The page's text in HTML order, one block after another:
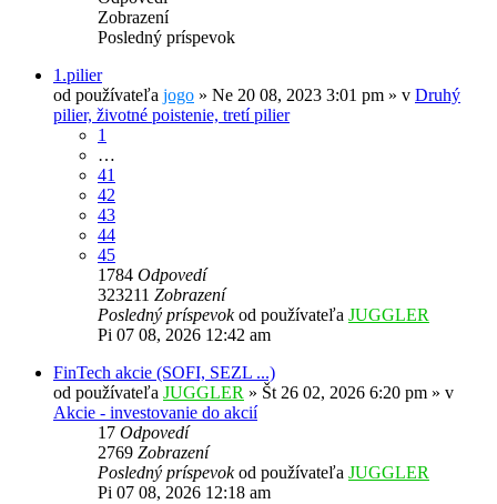
Zobrazení
Posledný príspevok
1.pilier
od používateľa jogo » Ne 20 08, 2023 3:01 pm » v Druhý
pilier, životné poistenie, tretí pilier
1
…
41
42
43
44
45
1784 Odpovedí
323211 Zobrazení
Posledný príspevokod používateľa JUGGLER
Pi 07 08, 2026 12:42 am
FinTech akcie (SOFI, SEZL ...)
od používateľa JUGGLER » Št 26 02, 2026 6:20 pm » v
Akcie - investovanie do akcií
17 Odpovedí
2769 Zobrazení
Posledný príspevokod používateľa JUGGLER
Pi 07 08, 2026 12:18 am